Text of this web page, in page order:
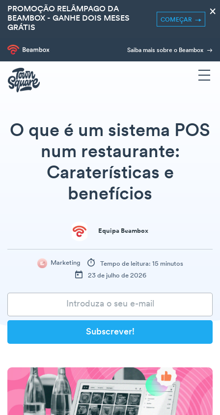
PROMOÇÃO RELÂMPAGO DA
BEAMBOX - GANHE DOIS MESES
GRÁTIS
COMEÇAR
×
Saiba mais sobre o Beambox
O que é um sistema POS
num restaurante:
Caraterísticas e
benefícios
Equipa Beambox
Marketing
Tempo de leitura: 15 minutos
23 de julho de 2026